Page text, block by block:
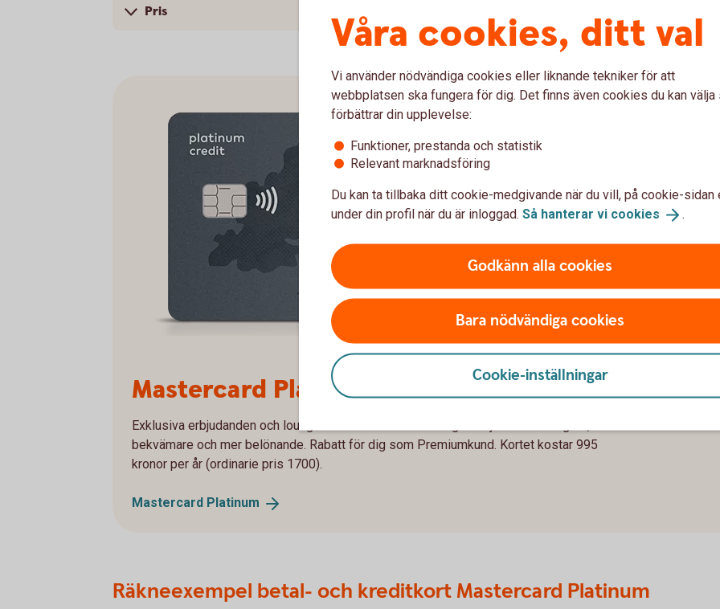
Pris
Mastercard Platinum – kortet för dig som vill
Exklusiva erbjudanden och lounge access världen över – gör varje resa smidigare,
bekvämare och mer belönande. Rabatt för dig som Premiumkund. Kortet kostar 995
kronor per år (ordinarie pris 1700).
Mastercard Platinum
Räkneexempel betal- och kreditkort Mastercard Platinum
Våra cookies, ditt val
Vi använder nödvändiga cookies eller liknande tekniker för att
webbplatsen ska fungera för dig. Det finns även cookies du kan välja
förbättrar din upplevelse:
Funktioner, prestanda och statistik
Relevant marknadsföring
Du kan ta tillbaka ditt cookie-medgivande när du vill, på cookie-sidan
under din profil när du är inloggad. Så hanterar vi cookies .
Godkänn alla cookies
Bara nödvändiga cookies
Cookie-inställningar